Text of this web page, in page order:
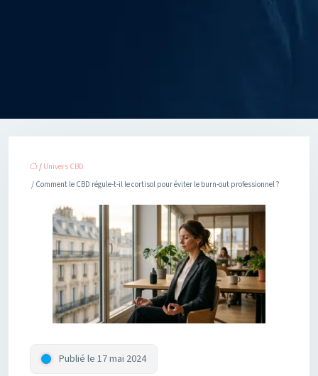
/ Univers CBD
/ Comment le CBD régule-t-il le cortisol pour éviter le burn-out professionnel ?
Publié le 17 mai 2024